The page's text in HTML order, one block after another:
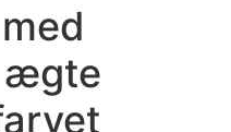
ægte